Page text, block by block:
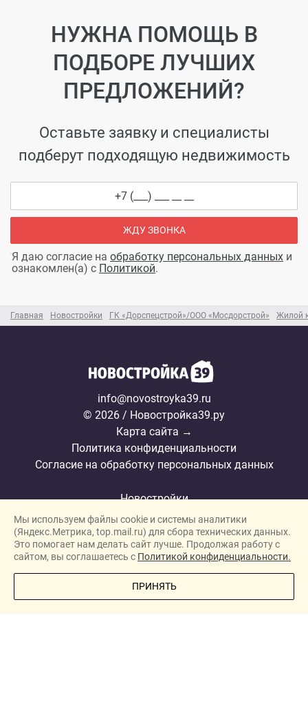
Главная Новостройки ГК «Дорспецстрой»/ООО «Мосдорстрой» Жилой
НУЖНА ПОМОЩЬ В
ПОДБОРЕ ЛУЧШИХ
ПРЕДЛОЖЕНИЙ?
Оставьте заявку и специалисты
подберут подходящую недвижимость
ЖДУ ЗВОНКА
Я даю согласие на обработку персональных данных и
ознакомлен(а) с Политикой.
info@novostroyka39.ru
© 2026 / Новостройка39.ру
Карта сайта →
Политика конфиденциальности
Согласие на обработку персональных данных
Новостройки
Застройщики
Ипотека
Полезная информация
Видеообзоры ЖК
ПОЗВОНИТЕ МНЕ
Мы используем файлы cookie и системы аналитики
(Яндекс.Метрика, top.mail.ru) для сбора технических данных.
Это помогает нам делать сайт лучше. Продолжая работу с
сайтом, вы соглашаетесь с Политикой конфиденциальности.
ПРИНЯТЬ